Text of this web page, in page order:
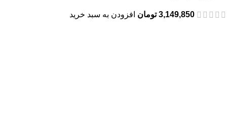
3,149,850 تومان افزودن به سبد خرید